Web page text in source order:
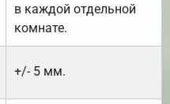
в каждой отдельной
комнате.
+/- 5 мм.